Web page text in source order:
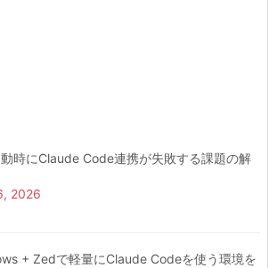
時にClaude Code連携が失敗する課題の解
2026
+ Zedで軽量にClaude Codeを使う環境を